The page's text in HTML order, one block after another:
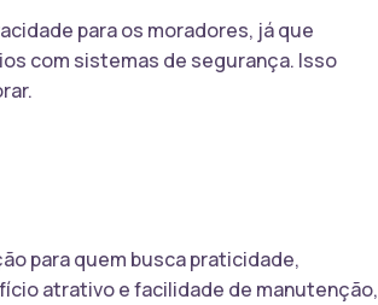
para os moradores, já que
com sistemas de segurança. Isso
para quem busca praticidade,
atrativo e facilidade de manutenção,